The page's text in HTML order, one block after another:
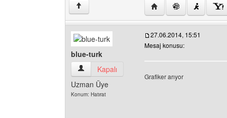
↑ Yazarın web sitesini
blue-turk
blue-turk Kullanıcının profilini görüntüle
Kapalı
Uzman Üye
Konum: Hatırat
27.06.2014, 15:51
Mesaj konusu:
Grafiker arıyor